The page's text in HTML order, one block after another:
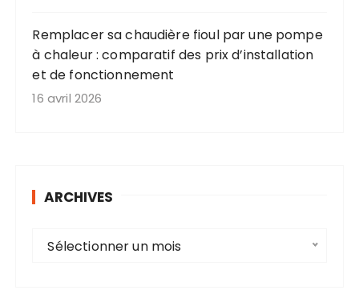
Remplacer sa chaudière fioul par une pompe
à chaleur : comparatif des prix d’installation
et de fonctionnement
16 avril 2026
ARCHIVES
Sélectionner un mois